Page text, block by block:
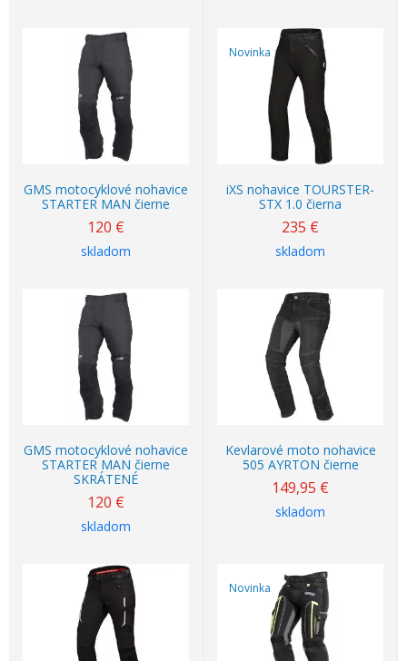
GMS motocyklové nohavice
STARTER MAN čierne
120 €
skladom
Novinka
iXS nohavice TOURSTER-
STX 1.0 čierna
235 €
skladom
GMS motocyklové nohavice
STARTER MAN čierne
SKRÁTENÉ
120 €
skladom
Kevlarové moto nohavice
505 AYRTON čierne
149,95 €
skladom
Novinka